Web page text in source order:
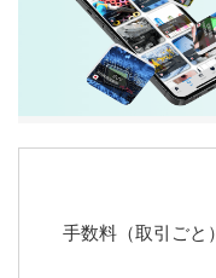
手数料（取引ごと）